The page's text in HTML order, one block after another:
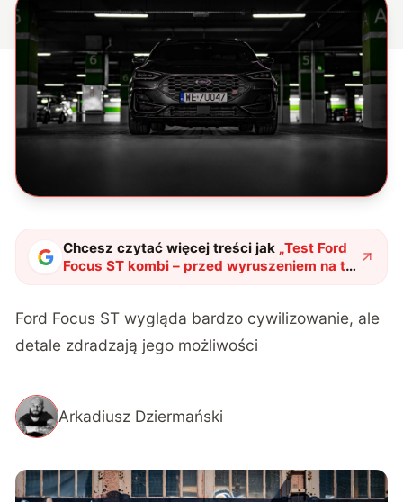
Chcesz czytać więcej treści jak „Test Ford
Focus ST kombi – przed wyruszeniem na tor
należy zabrać rodzinę"?
Ford Focus ST wygląda bardzo cywilizowanie, ale
detale zdradzają jego możliwości
Arkadiusz Dziermański